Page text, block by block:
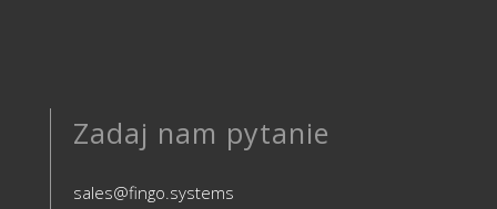
Zadaj nam pytanie
sales@fingo.systems